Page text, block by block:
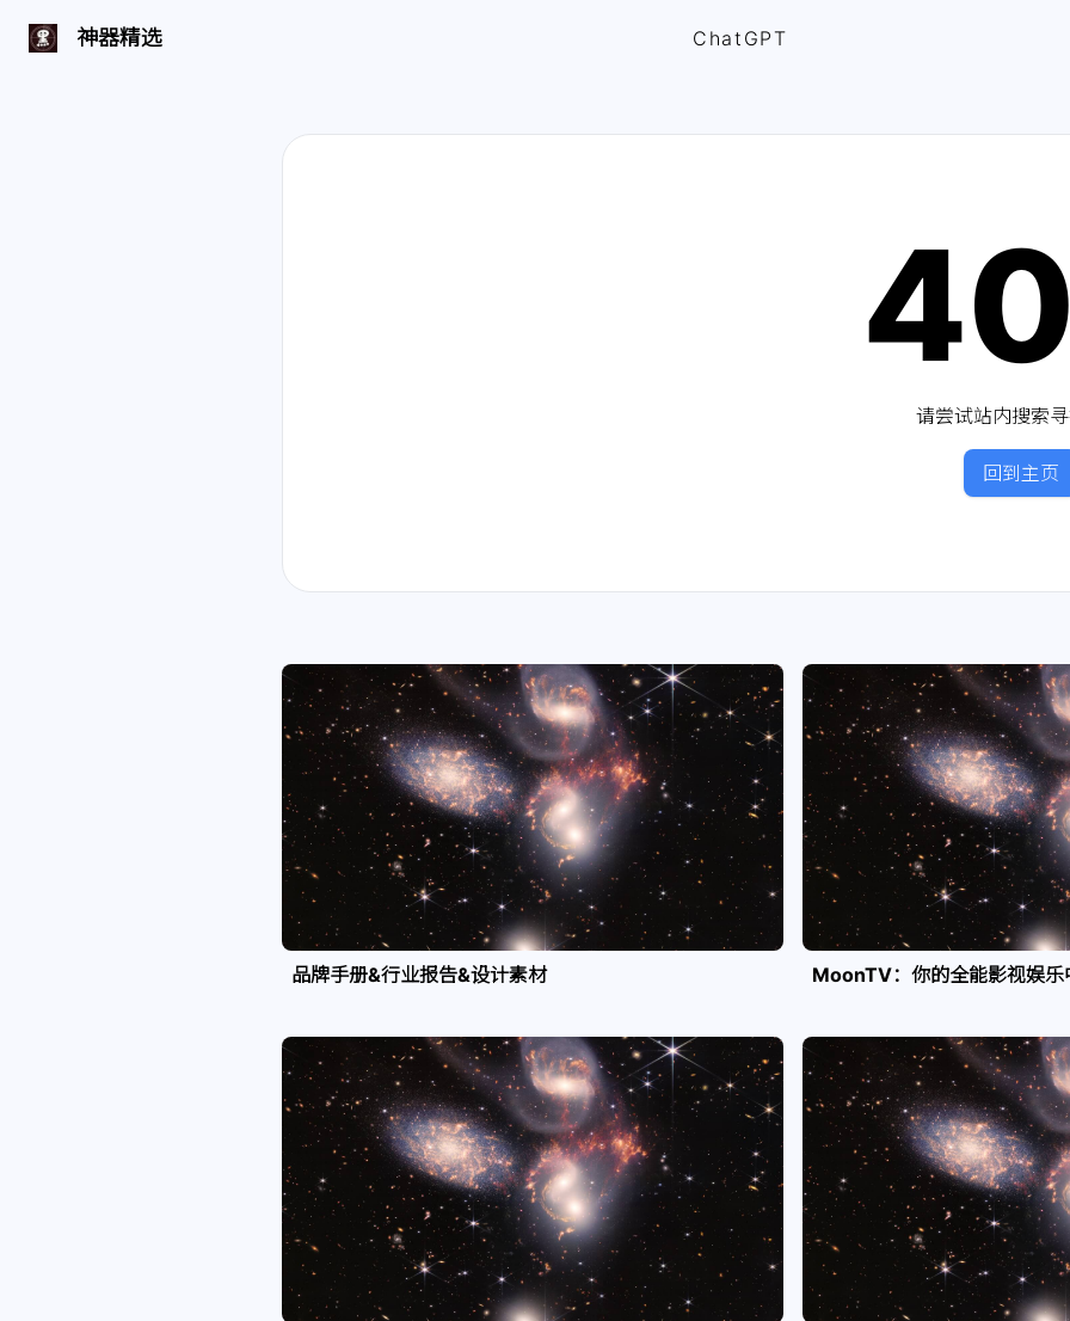
神器精选 ChatGPT
请尝试站内搜索
回到主页
品牌手册&行业报告&设计素材 MoonTV：你的全能影视娱乐